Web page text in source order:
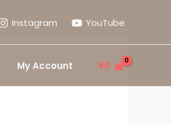
Instagram YouTube
My Account ¥0